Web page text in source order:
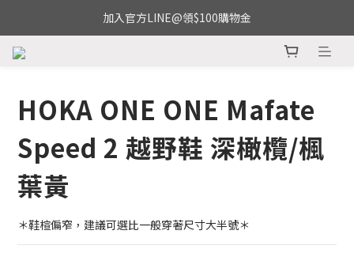
加入官方LINE@領$100購物金
HOKA ONE ONE Mafate
Speed 2 越野鞋 深橄欖/楓
葉黃
＊鞋楦偏窄，建議可選比一般穿著尺寸大半號＊